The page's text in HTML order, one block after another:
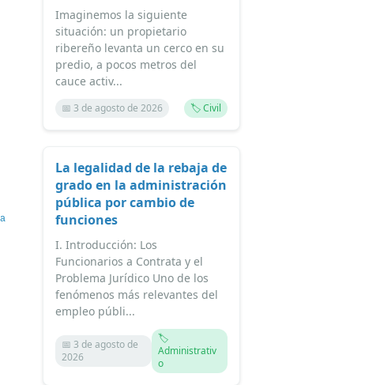
Imaginemos la siguiente
situación: un propietario
ribereño levanta un cerco en su
predio, a pocos metros del
cauce activ...
📅 3 de agosto de 2026 🏷️ Civil
La legalidad de la rebaja de
grado en la administración
pública por cambio de
funciones
I. Introducción: Los
Funcionarios a Contrata y el
Problema Jurídico Uno de los
fenómenos más relevantes del
empleo públi...
📅 3 de agosto de
2026
🏷️
Administrativ
o